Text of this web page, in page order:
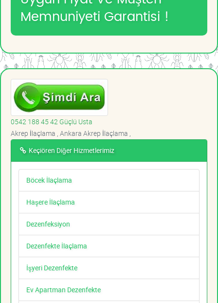
Memnuniyeti Garantisi !
0542 188 45 42 Güçlü Usta
Akrep İlaçlama , Ankara Akrep İlaçlama ,
Keçiören Diğer Hizmetlerimiz
Böcek İlaçlama
Haşere İlaçlama
Dezenfeksiyon
Dezenfekte İlaçlama
İşyeri Dezenfekte
Ev Apartman Dezenfekte